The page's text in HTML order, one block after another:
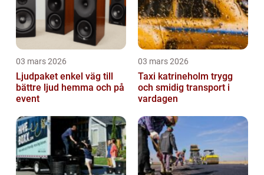
03 mars 2026
Ljudpaket enkel väg till
bättre ljud hemma och på
event
03 mars 2026
Taxi katrineholm trygg
och smidig transport i
vardagen